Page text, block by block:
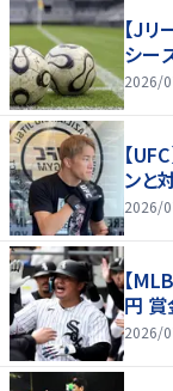
【J
シー
2026/
【
ンと
2026/
【
円
2026/